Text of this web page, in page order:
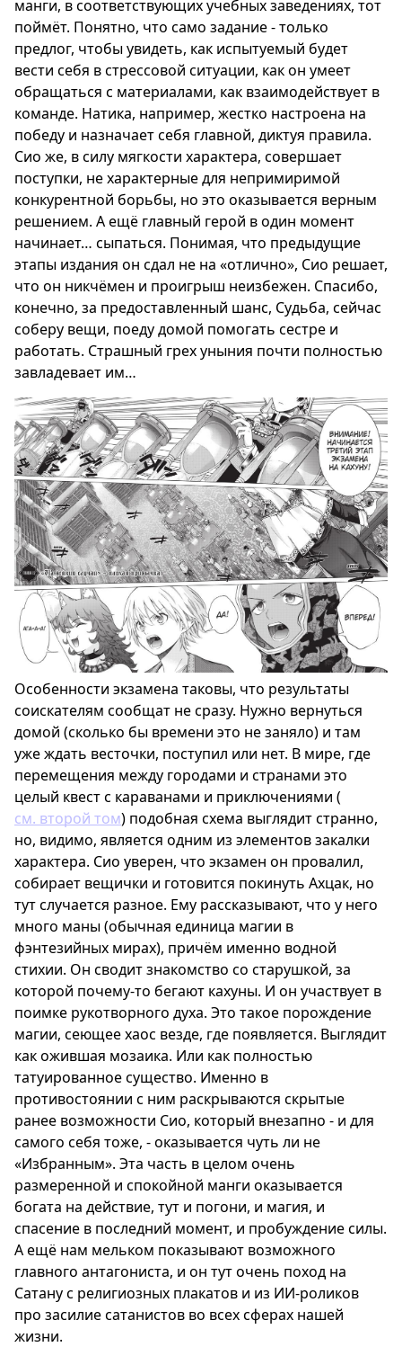
манги, в соответствующих учебных заведениях, тот
поймёт. Понятно, что само задание - только
предлог, чтобы увидеть, как испытуемый будет
вести себя в стрессовой ситуации, как он умеет
обращаться с материалами, как взаимодействует в
команде. Натика, например, жестко настроена на
победу и назначает себя главной, диктуя правила.
Сио же, в силу мягкости характера, совершает
поступки, не характерные для непримиримой
конкурентной борьбы, но это оказывается верным
решением. А ещё главный герой в один момент
начинает… сыпаться. Понимая, что предыдущие
этапы издания он сдал не на «отлично», Сио решает,
что он никчёмен и проигрыш неизбежен. Спасибо,
конечно, за предоставленный шанс, Судьба, сейчас
соберу вещи, поеду домой помогать сестре и
работать. Страшный грех уныния почти полностью
завладевает им…
Особенности экзамена таковы, что результаты
соискателям сообщат не сразу. Нужно вернуться
домой (сколько бы времени это не заняло) и там
уже ждать весточки, поступил или нет. В мире, где
перемещения между городами и странами это
целый квест с караванами и приключениями (
см. второй том) подобная схема выглядит странно,
но, видимо, является одним из элементов закалки
характера. Сио уверен, что экзамен он провалил,
собирает вещички и готовится покинуть Ахцак, но
тут случается разное. Ему рассказывают, что у него
много маны (обычная единица магии в
фэнтезийных мирах), причём именно водной
стихии. Он сводит знакомство со старушкой, за
которой почему-то бегают кахуны. И он участвует в
поимке рукотворного духа. Это такое порождение
магии, сеющее хаос везде, где появляется. Выглядит
как ожившая мозаика. Или как полностью
татуированное существо. Именно в
противостоянии с ним раскрываются скрытые
ранее возможности Сио, который внезапно - и для
самого себя тоже, - оказывается чуть ли не
«Избранным». Эта часть в целом очень
размеренной и спокойной манги оказывается
богата на действие, тут и погони, и магия, и
спасение в последний момент, и пробуждение силы.
А ещё нам мельком показывают возможного
главного антагониста, и он тут очень поход на
Сатану с религиозных плакатов и из ИИ-роликов
про засилие сатанистов во всех сферах нашей
жизни.